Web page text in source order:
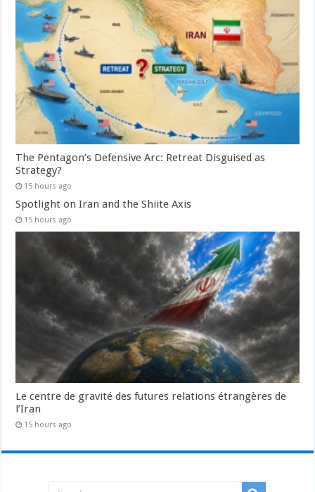
The Pentagon’s Defensive Arc: Retreat Disguised as
Strategy?
15 hours ago
Spotlight on Iran and the Shiite Axis
15 hours ago
Le centre de gravité des futures relations étrangères de
l’Iran
15 hours ago